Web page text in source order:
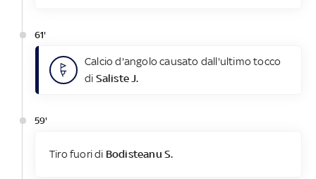
61'
Calcio d'angolo causato dall'ultimo tocco
di Saliste J.
59'
Tiro fuori di Bodisteanu S.